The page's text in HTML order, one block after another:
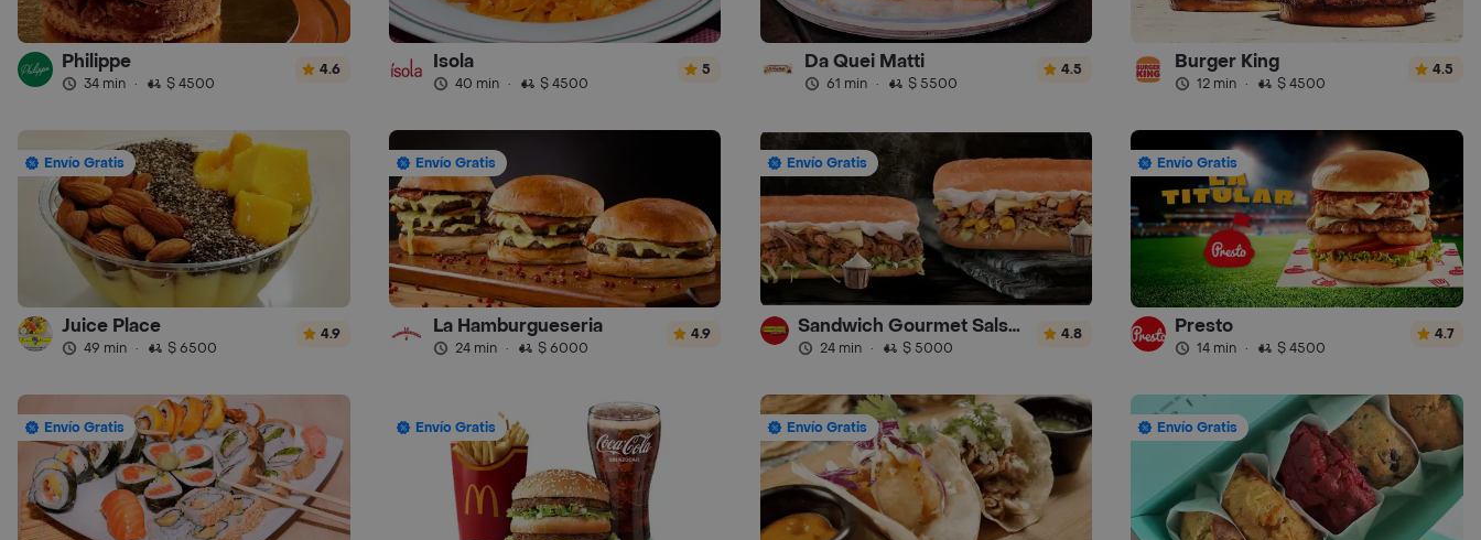
Philippe
34 min · $ 4500
4.6 Isola
40 min · $ 4500
5 Da Quei Matti
61 min · $ 5500
4.5 Burger King
12 min · $ 4500
4.5
Envío Gratis
Juice Place
49 min · $ 6500
4.9
Envío Gratis
La Hamburgueseria
24 min · $ 6000
4.9
Envío Gratis
Sandwich Gourmet Salsa de Ajo
24 min · $ 5000
4.8
Envío Gratis
Presto
14 min · $ 4500
4.7
Envío Gratis Envío Gratis Envío Gratis Envío Gratis